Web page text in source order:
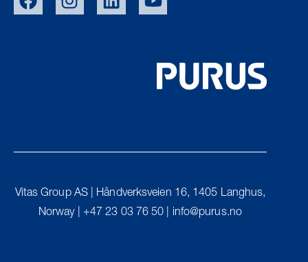
UK
FIN
Vitas Group AS | Håndverksveien 16, 1405 Langhus,
Norway | +47 23 03 76 50 | info@purus.no